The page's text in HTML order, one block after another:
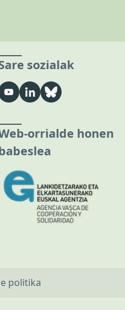
sozialak
orrialde honen
politika